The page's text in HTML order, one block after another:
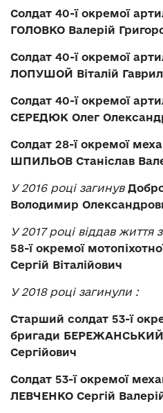
Солдат 40-ї окремої
ГОЛОВКО Валерій
Солдат 40-ї окремої
ЛОПУШОЙ Віталій
Солдат 40-ї окремої
СЕРЕДЮК Олег
Солдат 28-ї окремої
ШПИЛЬОВ Станіслав
У 2016 році загинув
Володимир
У 2017 році віддав життя
58-ї окремої
Сергій Віталійович
У 2018 році загинули :
Старший солдат 53-ї
бригади
Сергійович
Солдат 53-ї окремої
ЛЕВЧЕНКО Сергій